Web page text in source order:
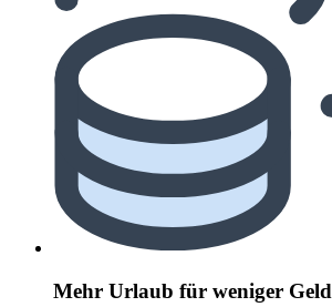
Mehr Urlaub für weniger Geld